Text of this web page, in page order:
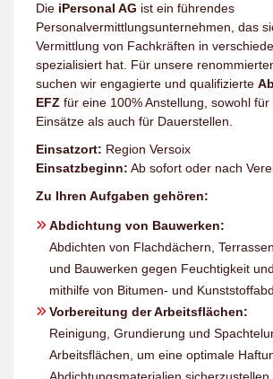
Die iPersonal AG ist ein führendes
Personalvermittlungsunternehmen, das
Vermittlung von Fachkräften in
spezialisiert hat. Für unsere
suchen wir engagierte und qualifizierte
EFZ für eine 100% Anstellung, sowohl
Einsätze als auch für Dauerstellen.
Einsatzort: Region Versoix
Einsatzbeginn: Ab sofort oder nach
Zu Ihren Aufgaben gehören:
Abdichtung von Bauwerken:
Abdichten von Flachdächern,
und Bauwerken gegen Feuchtigkeit
mithilfe von Bitumen- und
Vorbereitung der Arbeitsflächen:
Reinigung, Grundierung und
Arbeitsflächen, um eine optimale